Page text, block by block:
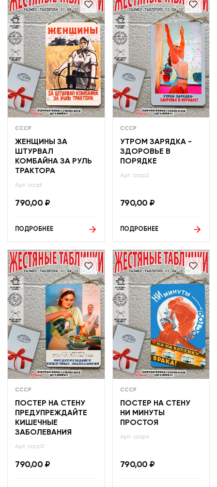
СССР
ЖЕНЩИНЫ ЗА
ШТУРВАЛ
КОМБАЙНА ЗА РУЛЬ
ТРАКТОРА
Арт: ссср1
790,00 ₽
ПОДРОБНЕЕ
СССР
УТРОМ ЗАРЯДКА -
ЗДОРОВЬЕ В
ПОРЯДКЕ
Арт: ссср2
790,00 ₽
ПОДРОБНЕЕ
СССР
ПОСТЕР НА СТЕНУ
ПРЕДУПРЕЖДАЙТЕ
КИШЕЧНЫЕ
ЗАБОЛЕВАНИЯ
Арт: ссср3
790,00 ₽
СССР
ПОСТЕР НА СТЕНУ
НИ МИНУТЫ
ПРОСТОЯ
Арт: ссср4
790,00 ₽